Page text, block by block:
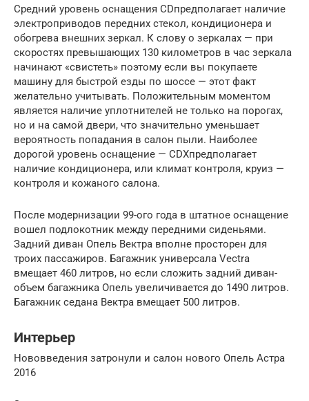
Средний уровень оснащения CDпредполагает наличие
электроприводов передних стекол, кондиционера и
обогрева внешних зеркал. К слову о зеркалах — при
скоростях превышающих 130 километров в час зеркала
начинают «свистеть» поэтому если вы покупаете
машину для быстрой езды по шоссе — этот факт
желательно учитывать. Положительным моментом
является наличие уплотнителей не только на порогах,
но и на самой двери, что значительно уменьшает
вероятность попадания в салон пыли. Наиболее
дорогой уровень оснащение — CDXпредполагает
наличие кондиционера, или климат контроля, круиз —
контроля и кожаного салона.
После модернизации 99-ого года в штатное оснащение
вошел подлокотник между передними сиденьями.
Задний диван Опель Вектра вполне просторен для
троих пассажиров. Багажник универсала Vectra
вмещает 460 литров, но если сложить задний диван-
объем багажника Опель увеличивается до 1490 литров.
Багажник седана Вектра вмещает 500 литров.
Интерьер
Нововведения затронули и салон нового Опель Астра
2016